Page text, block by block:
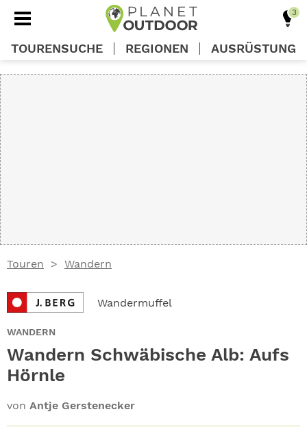
Touren Wandern
Wandermuffel
WANDERN
Wandern Schwäbische Alb: Aufs
Hörnle
von Antje Gerstenecker
TOURENSUCHE REGIONEN AUSRÜSTUNG
ABO
GEWINNEN
NEWSLETTER